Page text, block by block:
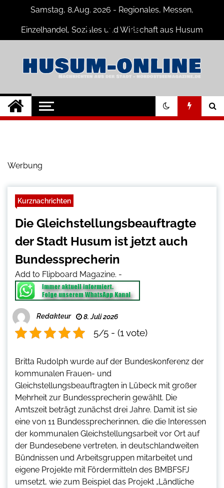
content
Samstag, 8,Aug. 2026 - Regionales, Messen,
Einzelhandel, Soziales und Wirtschaft aus Husum
Husum-Online
Nachrichten
Nachrichten und Events für Husum
und Umgebung
Werbung
Kurznachrichten
Die Gleichstellungsbeauftragte
der Stadt Husum ist jetzt auch
Bundessprecherin
Add to Flipboard Magazine. -
Redakteur 8. Juli 2026
5/5 - (1 vote)
Britta Rudolph wurde auf der Bundeskonferenz der
kommunalen Frauen- und
Gleichstellungsbeauftragten in Lübeck mit großer
Mehrheit zur Bundessprecherin gewählt. Die
Amtszeit beträgt zunächst drei Jahre. Damit ist sie
eine von 11 Bundessprecherinnen, die die Interessen
der kommunalen Gleichstellungsarbeit vor Ort auf
der Bundesebene vertreten, in deutschlandweiten
Bündnissen und Arbeitsgruppen mitarbeitet und
eigene Projekte mit Fördermitteln des BMBFSFJ
umsetzt, wie zum Beispiel das Projekt „Ländliche